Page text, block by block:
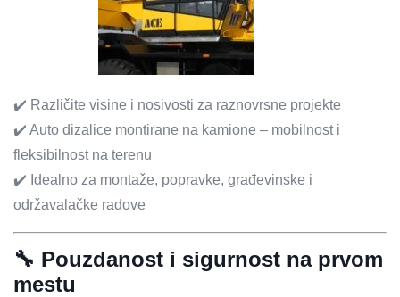
✔️ Različite visine i nosivosti za raznovrsne projekte
✔️ Auto dizalice montirane na kamione – mobilnost i
fleksibilnost na terenu
✔️ Idealno za montaže, popravke, građevinske i
održavalačke radove
🔧 Pouzdanost i sigurnost na prvom
mestu